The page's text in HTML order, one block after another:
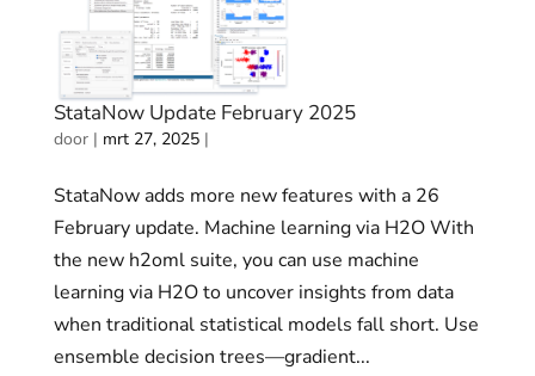
StataNow Update February 2025
door | mrt 27, 2025|
StataNow adds more new features with a 26
February update. Machine learning via H2O With
the new h2oml suite, you can use machine
learning via H2O to uncover insights from data
when traditional statistical models fall short. Use
ensemble decision trees—gradient...